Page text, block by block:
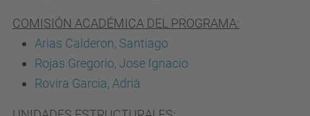
COMISIÓN ACADÉMICA DEL PROGRAMA:
Arias Calderon, Santiago
Rojas Gregorio, Jose Ignacio
Rovira Garcia, Adrià